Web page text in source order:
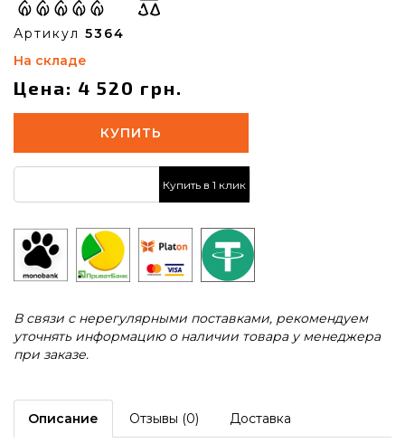
Артикул 5364
На складе
Цена: 4 520 грн.
КУПИТЬ
Купить в 1 клик
В связи с нерегулярными поставками, рекомендуем
уточнять информацию о наличии товара у менеджера
при заказе.
Описание Отзывы (0) Доставка